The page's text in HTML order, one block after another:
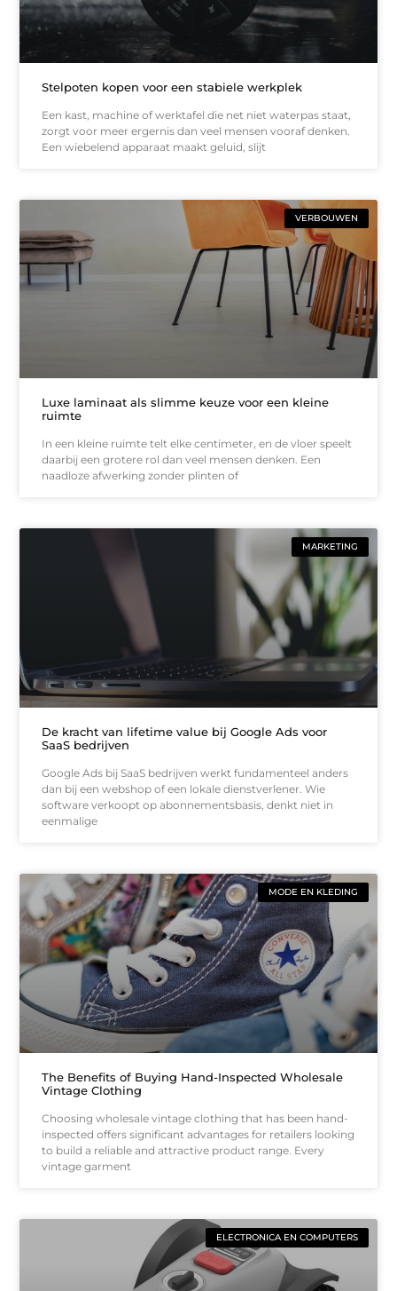
Stelpoten kopen voor een stabiele werkplek
Een kast, machine of werktafel die net niet waterpas staat,
zorgt voor meer ergernis dan veel mensen vooraf denken.
Een wiebelend apparaat maakt geluid, slijt
VERBOUWEN
Luxe laminaat als slimme keuze voor een kleine
ruimte
In een kleine ruimte telt elke centimeter, en de vloer speelt
daarbij een grotere rol dan veel mensen denken. Een
naadloze afwerking zonder plinten of
MARKETING
De kracht van lifetime value bij Google Ads voor
SaaS bedrijven
Google Ads bij SaaS bedrijven werkt fundamenteel anders
dan bij een webshop of een lokale dienstverlener. Wie
software verkoopt op abonnementsbasis, denkt niet in
eenmalige
MODE EN KLEDING
The Benefits of Buying Hand-Inspected Wholesale
Vintage Clothing
Choosing wholesale vintage clothing that has been hand-
inspected offers significant advantages for retailers looking
to build a reliable and attractive product range. Every
vintage garment
ELECTRONICA EN COMPUTERS